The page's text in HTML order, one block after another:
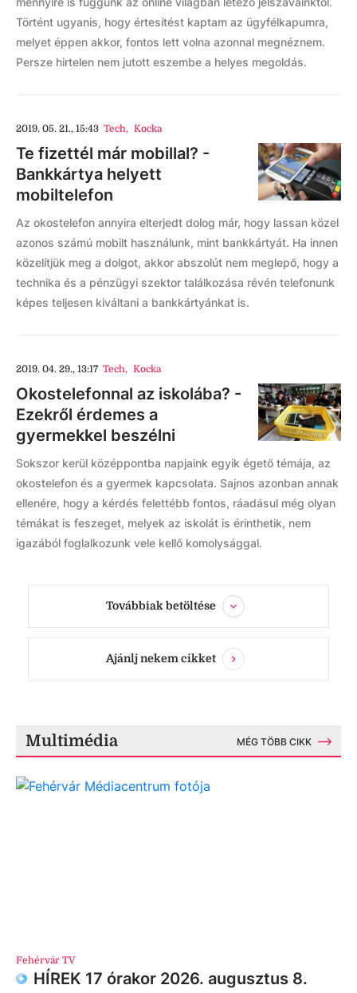
Történt ugyanis, hogy értesítést kaptam az ügyfélkapumra,
melyet éppen akkor, fontos lett volna azonnal megnéznem.
Persze hirtelen nem jutott eszembe a helyes megoldás.
2019. 05. 21., 15:43 Tech, Kocka
Te fizettél már mobillal? -
Bankkártya helyett
mobiltelefon
Az okostelefon annyira elterjedt dolog már, hogy lassan közel
azonos számú mobilt használunk, mint bankkártyát. Ha innen
közelítjük meg a dolgot, akkor abszolút nem meglepő, hogy a
technika és a pénzügyi szektor találkozása révén telefonunk
képes teljesen kiváltani a bankkártyánkat is.
2019. 04. 29., 13:17 Tech, Kocka
Okostelefonnal az iskolába? -
Ezekről érdemes a
gyermekkel beszélni
Sokszor kerül középpontba napjaink egyik égető témája, az
okostelefon és a gyermek kapcsolata. Sajnos azonban annak
ellenére, hogy a kérdés felettébb fontos, ráadásul még olyan
témákat is feszeget, melyek az iskolát is érinthetik, nem
igazából foglalkozunk vele kellő komolysággal.
Továbbiak betöltése
Ajánlj nekem cikket
Multimédia MÉG TÖBB CIKK
Fehérvár TV
HÍREK 17 órakor 2026. augusztus 8.